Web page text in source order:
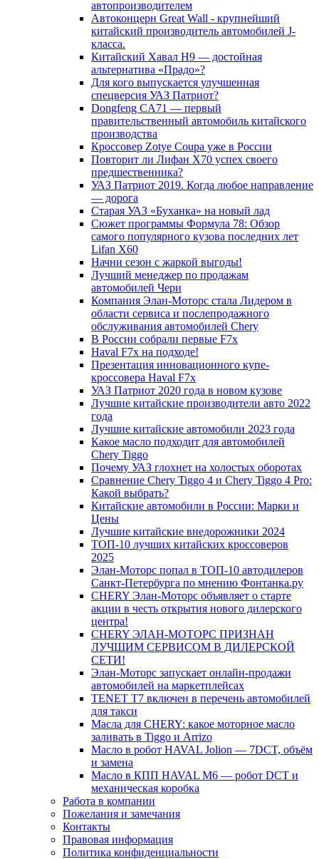
автопроизводителем
Автоконцерн Great Wall - крупнейший
китайский производитель автомобилей J-
класса.
Китайский Хавал H9 — достойная
альтернатива «Прадо»?
Для кого выпускается улучшенная
спецверсия УАЗ Патриот?
Dongfeng CA71 — первый
правительственный автомобиль китайского
производства
Кроссовер Zotye Coupa уже в России
Повторит ли Лифан Х70 успех своего
предшественника?
УАЗ Патриот 2019. Когда любое направление
— дорога
Старая УАЗ «Буханка» на новый лад
Сюжет программы Формула 78: Обзор
самого популярного кузова последних лет
Lifan X60
Начни сезон с жаркой выгоды!
Лучший менеджер по продажам
автомобилей Чери
Компания Элан-Моторс стала Лидером в
области сервиса и послепродажного
обслуживания автомобилей Chery
В России собрали первые F7x
Haval F7x на подходе!
Презентация инновационного купе-
кроссовера Haval F7x
УАЗ Патриот 2020 года в новом кузове
Лучшие китайские производители авто 2022
года
Лучшие китайские автомобили 2023 года
Какое масло подходит для автомобилей
Chery Tiggo
Почему УАЗ глохнет на холостых оборотах
Сравнение Chery Tiggo 4 и Chery Tiggo 4 Pro:
Какой выбрать?
Китайские автомобили в России: Марки и
Цены
Лучшие китайские внедорожники 2024
ТОП-10 лучших китайских кроссоверов
2025
Элан-Моторс попал в ТОП-10 автодилеров
Санкт-Петербурга по мнению Фонтанка.ру
CHERY Элан-Моторс объявляет о старте
акции в честь открытия нового дилерского
центра!
CHERY ЭЛАН-МОТОРС ПРИЗНАН
ЛУЧШИМ СЕРВИСОМ В ДИЛЕРСКОЙ
СЕТИ!
Элан-Моторс запускает онлайн-продажи
автомобилей на маркетплейсах
TENET T7 включен в перечень автомобилей
для такси
Масла для CHERY: какое моторное масло
заливать в Tiggo и Arrizo
Масло в робот HAVAL Jolion — 7DCT, объём
и замена
Масло в КПП HAVAL M6 — робот DCT и
механическая коробка
Работа в компании
Пожелания и замечания
Контакты
Правовая информация
Политика конфиденциальности